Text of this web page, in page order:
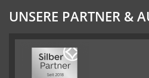
UNSERE PARTNER &